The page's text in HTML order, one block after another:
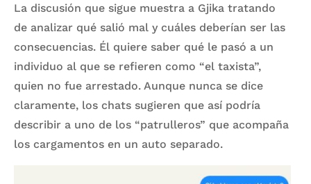
La discusión que sigue muestra a Gjika tratando
de analizar qué salió mal y cuáles deberían ser las
consecuencias. Él quiere saber qué le pasó a un
individuo al que se refieren como “el taxista”,
quien no fue arrestado. Aunque nunca se dice
claramente, los chats sugieren que así podría
describir a uno de los “patrulleros” que acompaña
los cargamentos en un auto separado.